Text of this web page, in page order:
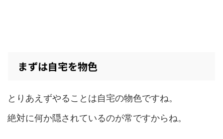
まずは自宅を物色
とりあえずやることは自宅の物色ですね。
絶対に何か隠されているのが常ですからね。